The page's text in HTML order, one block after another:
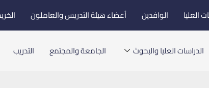
العليا الوافدين أعضاء هيئة التدريس والعاملون
الدراسات العليا والبحوث الجامعة والمجتمع التدريب